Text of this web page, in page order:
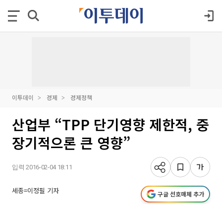
이투데이 경제 경제정책
산업부 “TPP 단기영향 제한적, 중
장기적으론 큰 영향”
입력 2016-02-04 18:11
세종=이정필 기자 구글 선호매체 추가